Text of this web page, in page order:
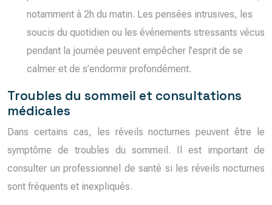
notamment à 2h du matin. Les pensées intrusives, les
soucis du quotidien ou les événements stressants vécus
pendant la journée peuvent empêcher l’esprit de se
calmer et de s’endormir profondément.
Troubles du sommeil et consultations
médicales
Dans certains cas, les réveils nocturnes peuvent être le
symptôme de troubles du sommeil. Il est important de
consulter un professionnel de santé si les réveils nocturnes
sont fréquents et inexpliqués.